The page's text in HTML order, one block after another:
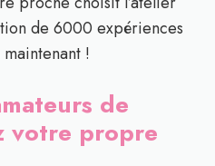
de 6000 expériences
!
de
votre propre